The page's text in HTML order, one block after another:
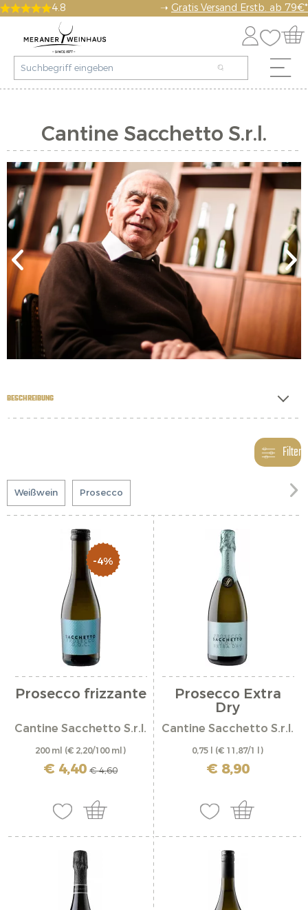
4.8 ➝ Gratis Versand Erstb. ab 79€*
Cantine Sacchetto S.r.l.
BESCHREIBUNG
Filter
Weißwein Prosecco 
-4%
Prosecco frizzante
Cantine Sacchetto S.r.l.
200 ml (€ 2,20/100 ml)
inkl. MwSt. zzgl. Versandkosten
€ 4,40 € 4,60
Prosecco Extra
Dry
Cantine Sacchetto S.r.l.
0,75 l (€ 11,87/1 l)
inkl. MwSt. zzgl. Versandkosten
€ 8,90